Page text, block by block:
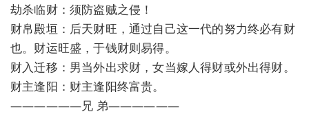
劫杀临财：须防盗贼之侵！
财帛殿垣：后天财旺，通过自己这一代的努力终必有财
也。财运旺盛，于钱财则易得。
财入迁移：男当外出求财，女当嫁人得财或外出得财。
财主逢阳：财主逢阳终富贵。
——————兄 弟——————